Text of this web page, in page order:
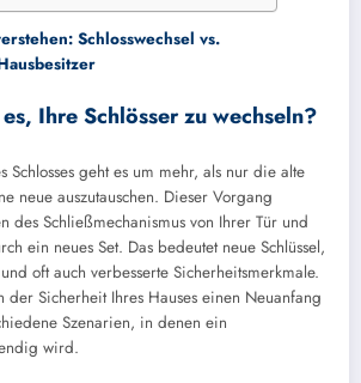
Schlosswechsel vs.
Ihre Schlösser zu wechseln?
Schlosses geht es um mehr, als nur die alte
neue auszutauschen. Dieser Vorgang
des Schließmechanismus von Ihrer Tür und
ein neues Set. Das bedeutet neue Schlüssel,
oft auch verbesserte Sicherheitsmerkmale.
der Sicherheit Ihres Hauses einen Neuanfang
Szenarien, in denen ein
wird.